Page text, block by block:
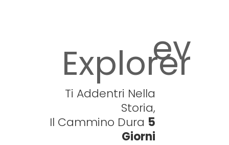
ev
Explorer
Ti Addentri Nella
Storia,
Il Cammino Dura 5
Giorni